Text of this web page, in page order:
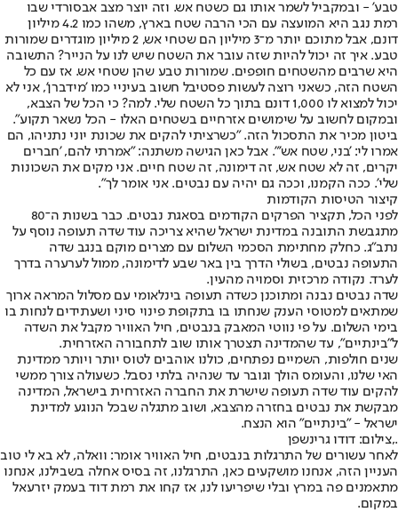
טבע' - ובמקביל לשמר אותו גם כשטח אש. וזה יוצר מצב אבסורדי שבו
רמת נגב היא המועצה עם הכי הרבה שטח בארץ, משהו כמו 4.2 מיליון
דונם, אבל מתוכם יותר מ־3 מיליון הם שטחי אש, 2 מיליון מוגדרים שמורות
טבע. איך זה יכול להיות שזה עובר את השטח שיש לנו על הנייר? התשובה
היא שרבים מהשטחים חופפים. שמורות טבע שהן שטחי אש. אז עם כל
השטח הזה, כשאני רוצה לעשות פסטיבל חשוב בעיניי כמו 'מידברן', אני לא
יכול למצוא לו 1,000 דונם בתוך כל השטח שלי. למה? כי הכל של הצבא,
ובמקום לחשוב על שימושים אזרחיים בשטחים האלו - הכל נשאר תקוע".
ביטון מכיר את התסכול הזה. "כשרציתי להקים את שכונת יוני נתניהו, הם
אמרו לי: 'בני, שטח אש'". אבל כאן הגישה משתנה: "אמרתי להם, 'חברים
יקרים, זה לא שטח אש, זה דימונה, זה שטח חיים. אני מקים את השכונות
שלי'. ככה הקמנו, וככה גם יהיה עם נבטים. אני אומר לך".
קיצור הטיסות הקודמות
לפני הכל, תקציר הפרקים הקודמים בסאגת נבטים. כבר בשנות ה־80
מתגבשת התובנה במדינת ישראל שהיא צריכה עוד שדה תעופה נוסף על
נתב"ג. כחלק מחתימת הסכמי השלום עם מצרים מוקם בנגב שדה
התעופה נבטים, בשולי הדרך בין באר שבע לדימונה, ממול לערערה בדרך
לערד. נקודה מרכזית וסמויה מהעין.
שדה נבטים נבנה ומתוכנן כשדה תעופה בינלאומי עם מסלול המראה ארוך
שמתאים למטוסי הענק שנחתו בו בתקופת פינוי סיני ושעתידים לנחות בו
בימי השלום. על פי נווטי המאבק בנבטים, חיל האוויר מקבל את השדה
ל"בינתיים", עד שהמדינה תצטרך אותו שוב לתחבורה האזרחית.
שנים חולפות, השמיים נפתחים, כולנו אוהבים לטוס יותר ויותר ממדינת
האי שלנו, והעומס הולך וגובר עד שנהיה בלתי נסבל. כשעולה צורך ממשי
להקים עוד שדה תעופה שישרת את החברה האזרחית בישראל, המדינה
מבקשת את נבטים בחזרה מהצבא, ושוב מתגלה שבכל הנוגע למדינת
ישראל - "בינתיים" הוא הנצח.
.,צילום: דודו גרינשפן
לאחר עשורים של התרגלות בנבטים, חיל האוויר אומר: וואלה, לא בא לי טוב
העניין הזה, אנחנו מושקעים כאן, התרגלנו, זה בסיס אחלה בשבילנו, אנחנו
מתאמנים פה במרץ ובלי שיפריעו לנו, אז קחו את רמת דוד בעמק יזרעאל
במקום.